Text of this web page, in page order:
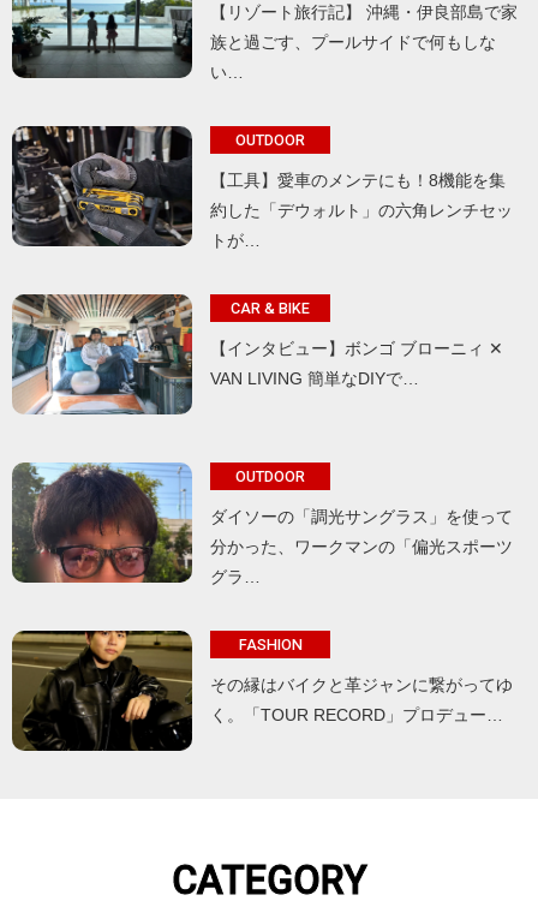
【リゾート旅行記】 沖縄・伊良部島で家
族と過ごす、プールサイドで何もしな
い…
OUTDOOR
【工具】愛車のメンテにも！8機能を集
約した「デウォルト」の六角レンチセッ
トが…
CAR & BIKE
【インタビュー】ボンゴ ブローニィ ✕
VAN LIVING 簡単なDIYで…
OUTDOOR
ダイソーの「調光サングラス」を使って
分かった、ワークマンの「偏光スポーツ
グラ…
FASHION
その縁はバイクと革ジャンに繋がってゆ
く。「TOUR RECORD」プロデュー…
CATEGORY